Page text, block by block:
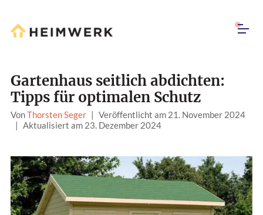
Gartenhaus seitlich abdichten:
Tipps für optimalen Schutz
VonThorsten Seger | Veröffentlicht am 21. November 2024
| Aktualisiert am 23. Dezember 2024